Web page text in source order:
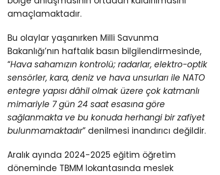
amaçlamaktadır.
Bu olaylar yaşanırken Milli Savunma
Bakanlığı’nın haftalık basın bilgilendirmesinde,
“Hava sahamızın kontrolü; radarlar, elektro-optik
sensörler, kara, deniz ve hava unsurları ile NATO
entegre yapısı dâhil olmak üzere çok katmanlı
mimariyle 7 gün 24 saat esasına göre
sağlanmakta ve bu konuda herhangi bir zafiyet
bulunmamaktadır” denilmesi inandırıcı değildir.
Aralık ayında 2024-2025 eğitim öğretim
döneminde TBMM lokantasında meslek